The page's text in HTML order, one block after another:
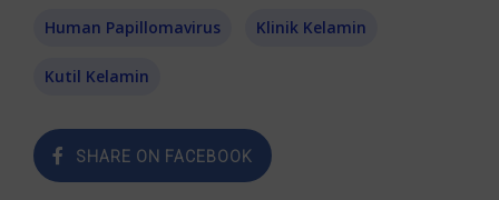
Human Papillomavirus Klinik Kelamin
Kutil Kelamin
SHARE ON FACEBOOK